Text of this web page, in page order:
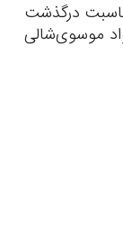
درگذشت
موسوی‌شالی